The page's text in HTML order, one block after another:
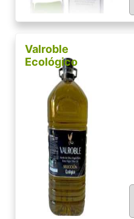
Valroble
Ecológico